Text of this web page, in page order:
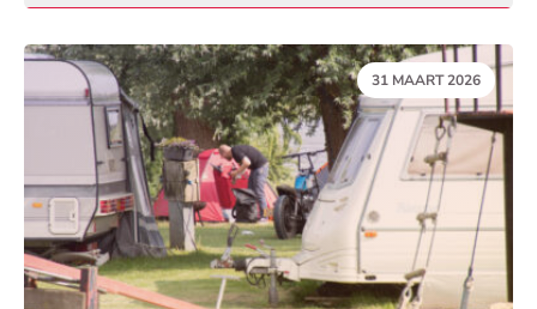
DATUM:
31 MAART 2026